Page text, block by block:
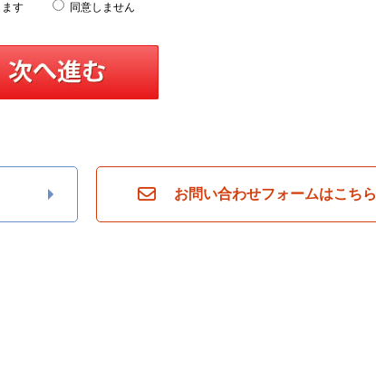
ます
同意しません
お問い合わせフォームはこちら